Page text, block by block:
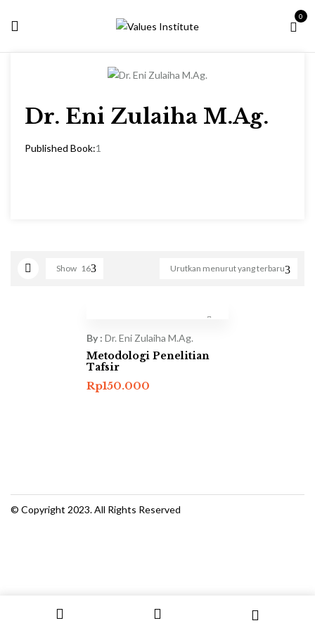
0
Dr. Eni Zulaiha M.Ag.
Published Book:1
Urutkan menurut yang terbaru
Show 16
By :Dr. Eni Zulaiha M.Ag.
Metodologi Penelitian
Tafsir
Rp150.000
© Copyright 2023. All Rights Reserved